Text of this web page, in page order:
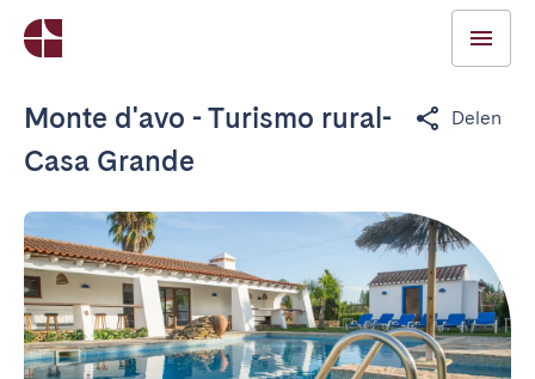
Monte d'avo - Turismo rural-
Casa Grande
Delen